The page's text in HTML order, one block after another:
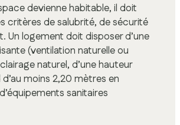
devienne habitable, il doit
critères de salubrité, de sécurité
Un logement doit disposer d’une
(ventilation naturelle ou
naturel, d’une hauteur
moins 2,20 mètres en
sanitaires